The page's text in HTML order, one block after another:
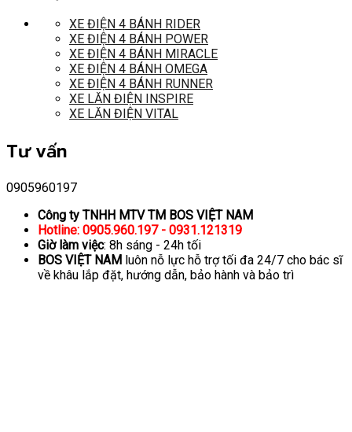
XE ĐIỆN 4 BÁNH RIDER
XE ĐIỆN 4 BÁNH POWER
XE ĐIỆN 4 BÁNH MIRACLE
XE ĐIỆN 4 BÁNH OMEGA
XE ĐIỆN 4 BÁNH RUNNER
XE LĂN ĐIỆN INSPIRE
XE LĂN ĐIỆN VITAL
Tư vấn
0905960197
Công ty TNHH MTV TM BOS VIỆT NAM
Hotline: 0905.960.197 - 0931.121319
Giờ làm việc: 8h sáng - 24h tối
BOS VIỆT NAM luôn nỗ lực hỗ trợ tối đa 24/7 cho bác sĩ
về khâu lắp đặt, hướng dẫn, bảo hành và bảo trì